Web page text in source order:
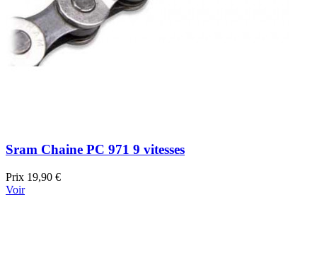
Sram Chaine PC 971 9 vitesses
Prix 19,90 €
Voir